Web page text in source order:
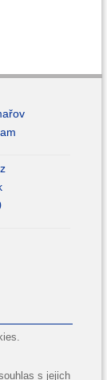
s jejich